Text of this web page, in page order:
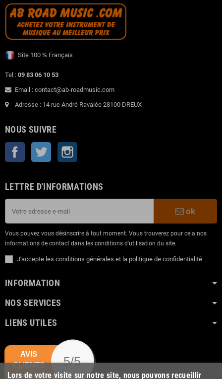
Site 100 % Français
Tel : 09 83 06 10 53
Email : contact@ab-roadmusic.com
Adresse : 14 rue André Ravalée 28100 DREUX
NOUS SUIVRE
Facebook Twitter
LETTRE D'INFORMATIONS
ok
Vous pouvez vous désinscrire à tout moment. Vous trouverez pour cela nos
informations de contact dans les conditions d'utilisation du site.
J'accepte les conditions générales et la politique de confidentialité
INFORMATION
NOS SERVICES
LIENS UTILES
Lors de votre visite sur notre site, nous pouvons recueillir
AVIS
CLIENTS
5/5